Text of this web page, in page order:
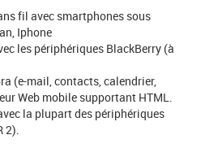
fil avec smartphones sous
Iphone
les périphériques BlackBerry (à
(e-mail, contacts, calendrier,
Web mobile supportant HTML.
la plupart des périphériques
2).